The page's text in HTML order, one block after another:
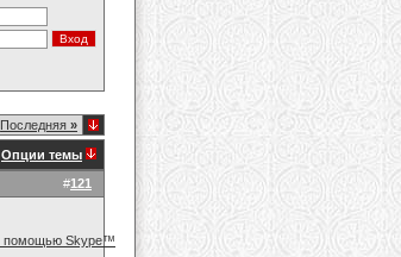
Последняя »
Опции темы
#121